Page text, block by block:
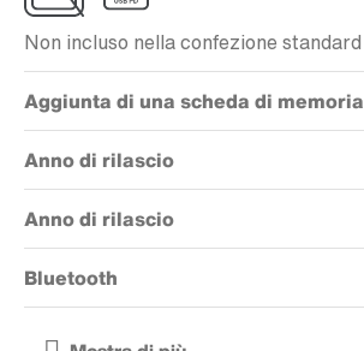
Non incluso nella confezione standard
Aggiunta di una scheda di memoria
Anno di rilascio
Anno di rilascio
Bluetooth